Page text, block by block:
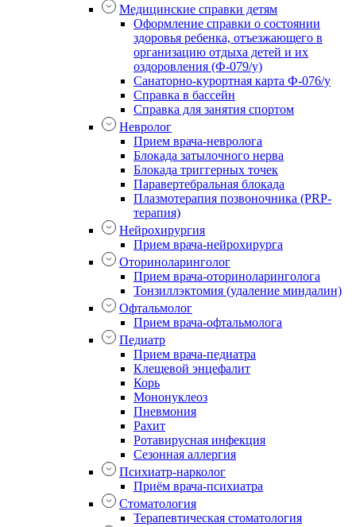
Медицинские справки детям
Оформление справки о состоянии
здоровья ребенка, отъезжающего в
организацию отдыха детей и их
оздоровления (Ф-079/у)
Санаторно-курортная карта Ф-076/у
Справка в бассейн
Справка для занятия спортом
Невролог
Прием врача-невролога
Блокада затылочного нерва
Блокада триггерных точек
Паравертебральная блокада
Плазмотерапия позвоночника (PRP-
терапия)
Нейрохирургия
Прием врача-нейрохирурга
Оториноларинголог
Прием врача-оториноларинголога
Тонзиллэктомия (удаление миндалин)
Офтальмолог
Прием врача-офтальмолога
Педиатр
Прием врача-педиатра
Клещевой энцефалит
Корь
Мононуклеоз
Пневмония
Рахит
Ротавирусная инфекция
Сезонная аллергия
Психиатр-нарколог
Приём врача-психиатра
Стоматология
Терапевтическая стоматология